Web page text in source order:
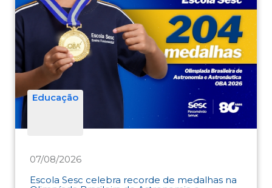
Educação
07/08/2026
Escola Sesc celebra recorde de medalhas na